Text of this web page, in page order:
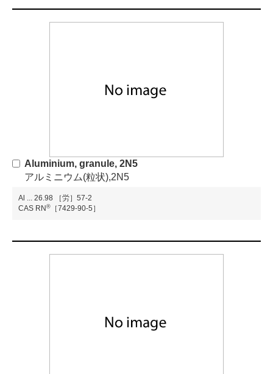
Aluminium, granule, 2N5
アルミニウム(粒状),2N5
Al ... 26.98
［労］57-2
CAS RN ® ［7429-90-5］